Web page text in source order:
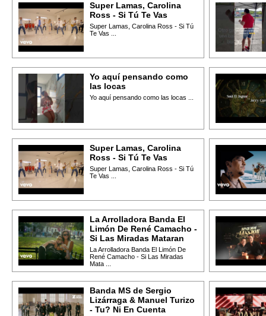
Super Lamas, Carolina
Ross - Si Tú Te Vas
Super Lamas, Carolina Ross - Si Tú
Te Vas ...
Yo aquí pensando como
las locas
Yo aquí pensando como las locas ...
Super Lamas, Carolina
Ross - Si Tú Te Vas
Super Lamas, Carolina Ross - Si Tú
Te Vas ...
La Arrolladora Banda El
Limón De René Camacho -
Si Las Miradas Mataran
La Arrolladora Banda El Limón De
René Camacho - Si Las Miradas
Mata ...
Banda MS de Sergio
Lizárraga & Manuel Turizo
- Tu? Ni En Cuenta